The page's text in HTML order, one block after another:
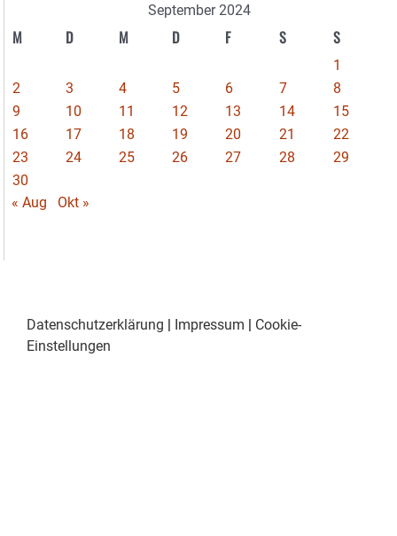
September 2024
M D M D F S S
1
2
3 4 5 6 7
8
9
10 11 12 13 14
15
16
17 18 19 20 21
22
23
24 25 26 27 28
29
30
« Aug
Okt »
Datenschutzerklärung | Impressum | Cookie-
Einstellungen